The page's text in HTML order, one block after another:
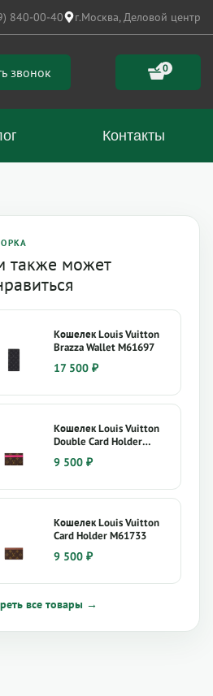
840-00-40 г.Москва, Деловой центр
звонок 0
Контакты
также может
Кошелек Louis Vuitton
Brazza Wallet M61697
17 500 ₽
Кошелек Louis Vuitton
Double Card Holder
M12841
9 500 ₽
Кошелек Louis Vuitton
Card Holder M61733
9 500 ₽
все товары →